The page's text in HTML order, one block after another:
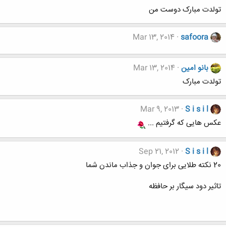
تولدت مبارک دوست من
safoora
Mar 13, 2014
بانو امین Mar 13, 2014
تولدت مبارک
S i s i l
Mar 9, 2013
عکس هایی که گرفتیم ...
S i s i l
Sep 21, 2012
20 نکته طلایی برای جوان و جذاب ماندن شما
تاثیر دود سیگار بر حافظه